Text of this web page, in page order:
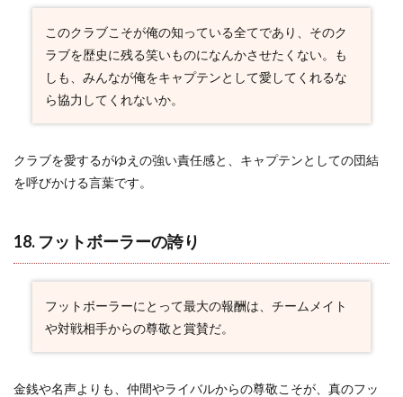
このクラブこそが俺の知っている全てであり、そのク
ラブを歴史に残る笑いものになんかさせたくない。も
しも、みんなが俺をキャプテンとして愛してくれるな
ら協力してくれないか。
クラブを愛するがゆえの強い責任感と、キャプテンとしての団結
を呼びかける言葉です。
18. フットボーラーの誇り
フットボーラーにとって最大の報酬は、チームメイト
や対戦相手からの尊敬と賞賛だ。
金銭や名声よりも、仲間やライバルからの尊敬こそが、真のフッ